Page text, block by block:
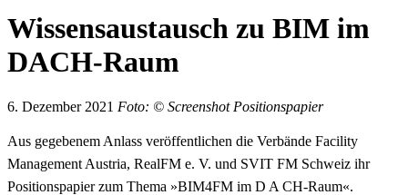
Wissensaustausch zu BIM im
DACH-Raum
6. Dezember 2021 Foto: © Screenshot Positionspapier
Aus gegebenem Anlass veröffentlichen die Verbände Facility
Management Austria, RealFM e. V. und SVIT FM Schweiz ihr
Positionspapier zum Thema »BIM4FM im D A CH-Raum«.